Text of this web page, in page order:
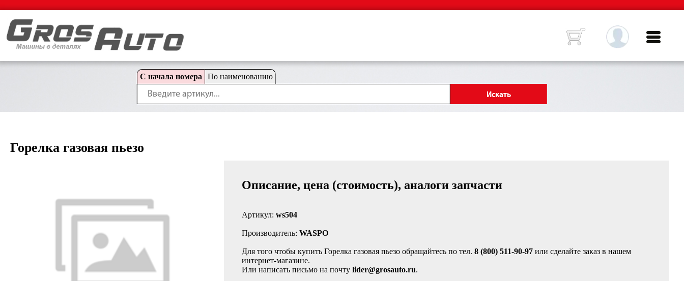
С начала номера По наименованию
Горелка газовая пьезо
Описание, цена (стоимость), аналоги запчасти
Артикул: ws504
Производитель: WASPO
Для того чтобы купить Горелка газовая пьезо обращайтесь по тел. 8 (800) 511-90-97 или сделайте заказ в нашем
интернет-магазине.
Или написать письмо на почту lider@grosauto.ru.